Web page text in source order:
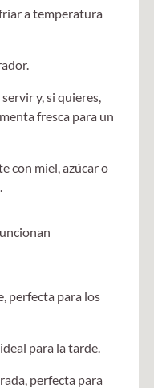
a temperatura
y, si quieres,
fresca para un
con miel, azúcar o
perfecta para los
para la tarde.
perfecta para